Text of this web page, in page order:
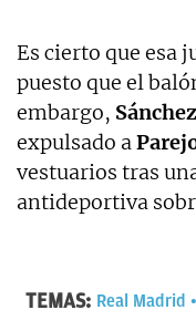
Es cierto que esa
puesto que el
embargo,
expulsado a
vestuarios tras
antideportiva
TEMAS: Real Madrid